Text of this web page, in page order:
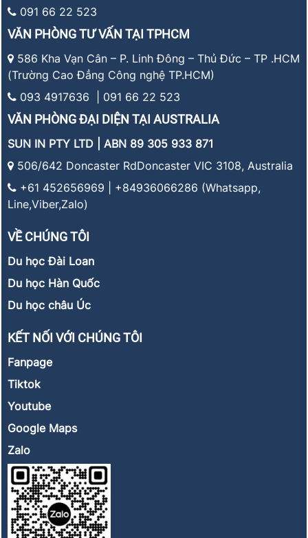
091 66 22 523
VĂN PHÒNG TƯ VẤN TẠI TPHCM
586 Kha Vạn Cân – P. Linh Đông – Thủ Đức – TP .HCM
(Trường Cao Đẳng Công nghệ TP.HCM)
093 4917636 | 091 66 22 523
VĂN PHÒNG ĐẠI DIỆN TẠI AUSTRALIA
SUN IN PTY LTD | ABN 89 305 933 871
506/642 Doncaster RdDoncaster VIC 3108, Australia
+61 452656969 | +84936066286 (Whatsapp,
Line,Viber,Zalo)
VỀ CHÚNG TÔI
Du học Đài Loan
Du học Hàn Quốc
Du học châu Úc
KẾT NỐI VỚI CHÚNG TÔI
Fanpage
Tiktok
Youtube
Google Maps
Zalo